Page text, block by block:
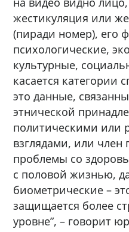
жестикуляция или
(пиради номер), его
психологические,
культурные,
касается категории
это данные,
этнической
политическими или
взглядами, или
проблемы со
с половой жизнью,
биометрические –
защищается более
уровне”, – говорит